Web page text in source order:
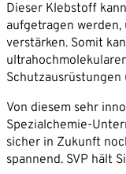
Dieser Klebstoff
aufgetragen werden,
verstärken. Somit
Von diesem sehr
Spezialchemie-
sicher in Zukunft
spannend. SVP hält